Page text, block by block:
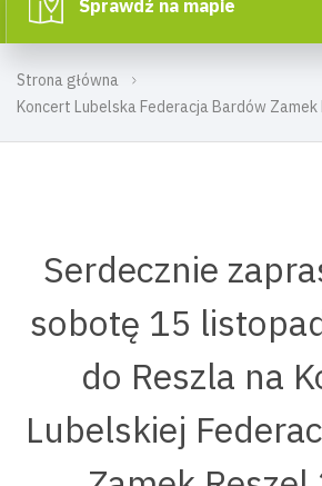
Strona główna
Koncert Lubelska Federacja Bardów Zamek
Sprawdź na mapie
Serdecznie
sobotę 15
do Reszla na
Lubelskiej